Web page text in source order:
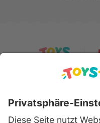
Sicher